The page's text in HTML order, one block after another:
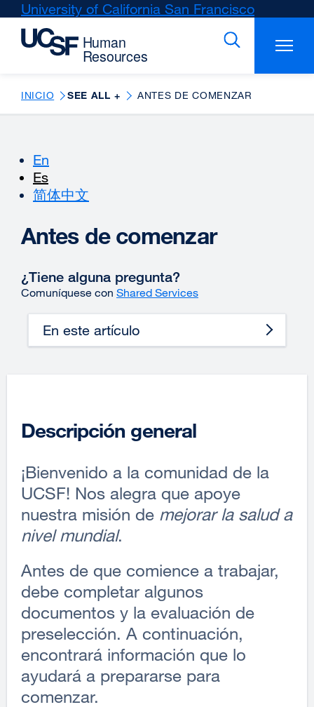
Skip
main
University of California San Francisco
(opens
a
window)
INICIO SEE ALL + ANTES DE COMENZAR
En
Es
简体中文
Antes de comenzar
¿Tiene alguna pregunta?
Comuníquese con Shared Services
En este artículo
Descripción general
¡Bienvenido a la comunidad de la
UCSF! Nos alegra que apoye
nuestra misión de mejorar la salud a
nivel mundial.
Antes de que comience a trabajar,
debe completar algunos
documentos y la evaluación de
preselección. A continuación,
encontrará información que lo
ayudará a prepararse para
comenzar.